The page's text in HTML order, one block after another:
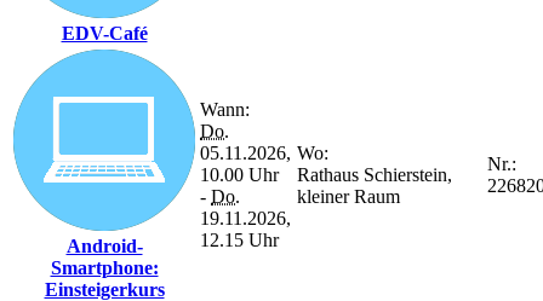
EDV-Café
Android-
Smartphone:
Einsteigerkurs
Wann:
Do.
05.11.2026,
10.00 Uhr
- Do.
19.11.2026,
12.15 Uhr
Wo:
Rathaus Schierstein,
kleiner Raum
Nr.: